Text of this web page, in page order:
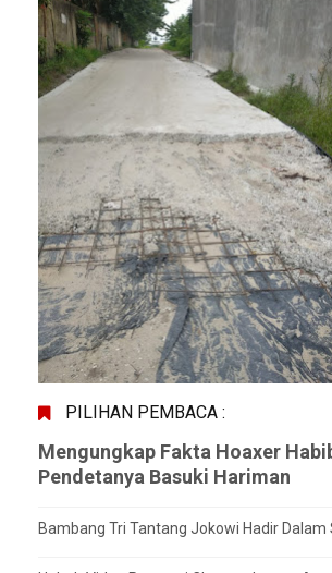
PILIHAN PEMBACA :
Mengungkap Fakta Hoaxer
Pendetanya Basuki Hariman
Bambang Tri Tantang Jokowi Hadir Dalam